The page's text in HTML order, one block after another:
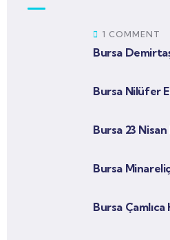
1 COMMENT
Bursa
Bursa Nilüfer
Bursa 23 Nisan
Bursa
Bursa Çamlıca